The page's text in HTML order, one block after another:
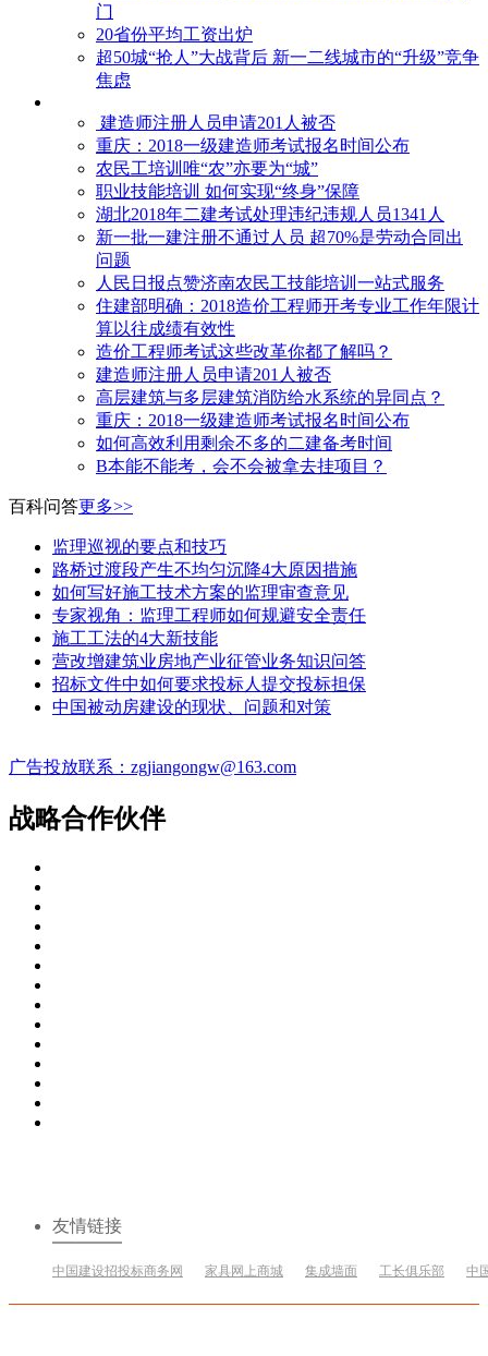
门
20省份平均工资出炉
超50城“抢人”大战背后 新一二线城市的“升级”竞争
焦虑
建造师注册人员申请201人被否
​重庆：2018一级建造师考试报名时间公布
农民工培训唯“农”亦要为“城”
职业技能培训 如何实现“终身”保障
湖北2018年二建考试处理违纪违规人员1341人
新一批一建注册不通过人员 超70%是劳动合同出
问题
人民日报点赞济南农民工技能培训一站式服务
住建部明确：2018造价工程师开考专业工作年限计
算以往成绩有效性
造价工程师考试这些改革你都了解吗？
建造师注册人员申请201人被否
高层建筑与多层建筑消防给水系统的异同点？
​重庆：2018一级建造师考试报名时间公布
如何高效利用剩余不多的二建备考时间
B本能不能考，会不会被拿去挂项目？
百科问答更多>>
监理巡视的要点和技巧
路桥过渡段产生不均匀沉降4大原因措施
如何写好施工技术方案的监理审查意见
专家视角：监理工程师如何规避安全责任
施工工法的4大新技能
营改增建筑业房地产业征管业务知识问答
招标文件中如何要求投标人提交投标担保
中国被动房建设的现状、问题和对策
广告投放联系：zgjiangongw@163.com
战略合作伙伴
友情链接
中国建设招投标商务网 家具网上商城 集成墙面 工长俱乐部 中